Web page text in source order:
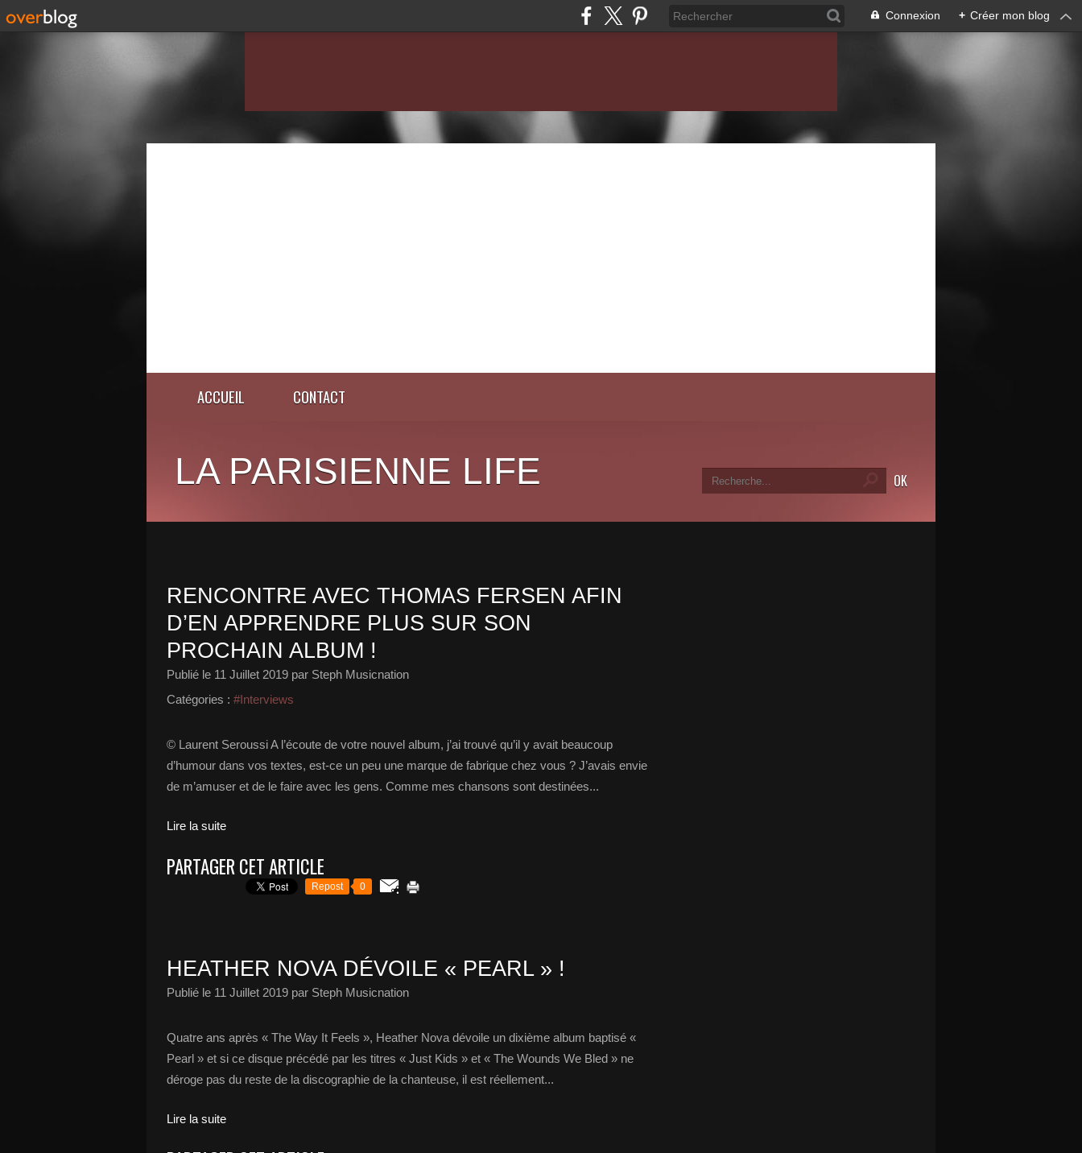
Connexion + Créer mon blog
ACCUEIL CONTACT
LA PARISIENNE LIFE
RENCONTRE AVEC THOMAS FERSEN AFIN
D’EN APPRENDRE PLUS SUR SON
PROCHAIN ALBUM !
Publié le 11 Juillet 2019 par Steph Musicnation
Catégories : #Interviews
© Laurent Seroussi A l’écoute de votre nouvel album, j’ai trouvé qu’il y avait beaucoup
d’humour dans vos textes, est-ce un peu une marque de fabrique chez vous ? J’avais envie
de m’amuser et de le faire avec les gens. Comme mes chansons sont destinées...
Lire la suite
PARTAGER CET ARTICLE
Repost 0
HEATHER NOVA DÉVOILE « PEARL » !
Publié le 11 Juillet 2019 par Steph Musicnation
Quatre ans après « The Way It Feels », Heather Nova dévoile un dixième album baptisé «
Pearl » et si ce disque précédé par les titres « Just Kids » et « The Wounds We Bled » ne
déroge pas du reste de la discographie de la chanteuse, il est réellement...
Lire la suite